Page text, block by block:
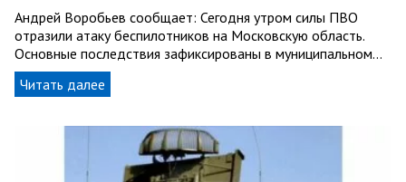
Андрей Воробьев сообщает: Сегодня утром силы ПВО
отразили атаку беспилотников на Московскую область.
Основные последствия зафиксированы в муниципальном…
Читать далее